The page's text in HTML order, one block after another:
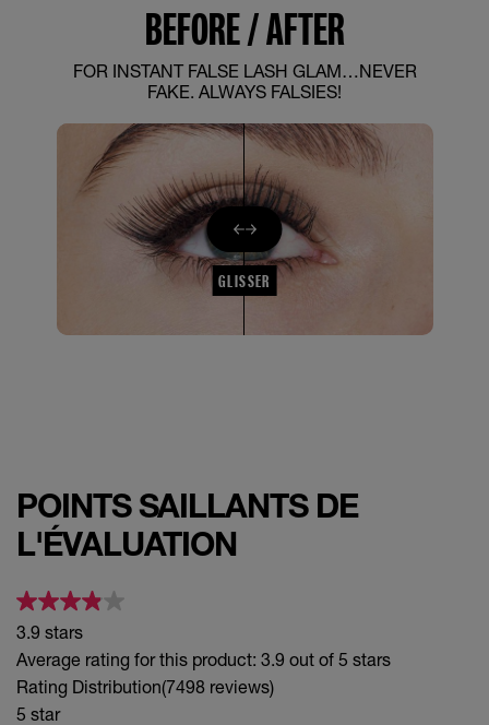
BEFORE / AFTER
FOR INSTANT FALSE LASH GLAM…NEVER
FAKE. ALWAYS FALSIES!
GLISSER
POINTS SAILLANTS DE
L'ÉVALUATION
3.9 stars
Average rating for this product: 3.9 out of 5 stars
Rating Distribution(7498 reviews)
5 star